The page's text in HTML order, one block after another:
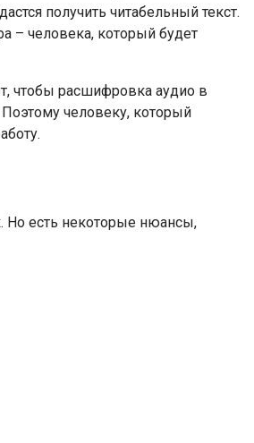
получить читабельный текст.
– человека, который будет
чтобы расшифровка аудио в
человеку, который
Но есть некоторые нюансы,